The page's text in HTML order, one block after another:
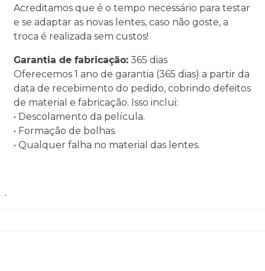
Acreditamos que é o tempo necessário para testar
e se adaptar as novas lentes, caso não goste, a
troca é realizada sem custos!
Garantia de fabricação: 365 dias
Oferecemos 1 ano de garantia (365 dias) a partir da
data de recebimento do pedido, cobrindo defeitos
de material e fabricação. Isso inclui:
• Descolamento da película.
• Formação de bolhas.
• Qualquer falha no material das lentes.
.